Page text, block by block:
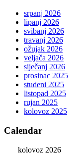
srpanj 2026
lipanj 2026
svibanj 2026
travanj 2026
ožujak 2026
veljača 2026
siječanj 2026
prosinac 2025
studeni 2025
listopad 2025
rujan 2025
kolovoz 2025
Calendar
kolovoz 2026